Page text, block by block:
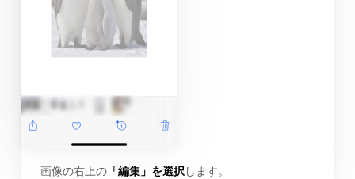
画像の右上の「編集」を選択 します。